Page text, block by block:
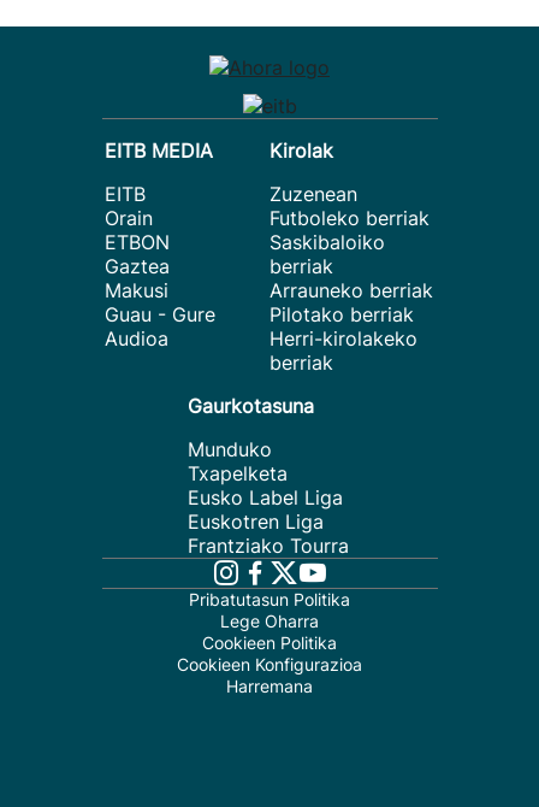
EITB MEDIA
EITB
Orain
ETBON
Gaztea
Makusi
Guau - Gure
Audioa
Kirolak
Zuzenean
Futboleko berriak
Saskibaloiko
berriak
Arrauneko berriak
Pilotako berriak
Herri-kirolakeko
berriak
Gaurkotasuna
Munduko
Txapelketa
Eusko Label Liga
Euskotren Liga
Frantziako Tourra
Pribatutasun Politika
Lege Oharra
Cookieen Politika
Cookieen Konfigurazioa
Harremana